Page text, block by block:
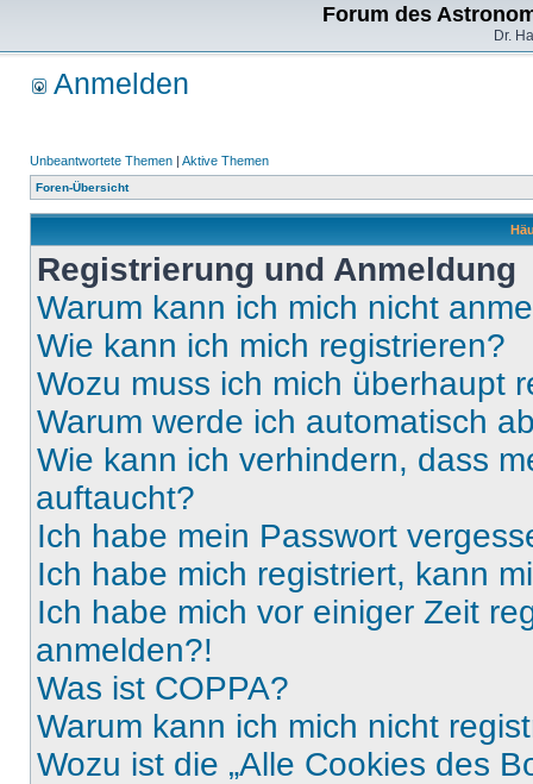
Forum des
Dr.
Anmelden
Unbeantwortete Themen | Aktive Themen
Foren-Übersicht
Registrierung und Anmeldung
Warum kann ich mich nicht
Wie kann ich mich registrieren?
Wozu muss ich mich überhaupt
Warum werde ich automatisch
Wie kann ich verhindern, dass
auftaucht?
Ich habe mein Passwort
Ich habe mich registriert, kann
Ich habe mich vor einiger Zeit
anmelden?!
Was ist COPPA?
Warum kann ich mich nicht
Wozu ist die „Alle Cookies des